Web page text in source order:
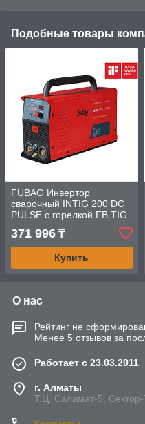
Подобные товары
FUBAG Инвертор
сварочный INTIG 200 DC
PULSE с горелкой FB TIG
371 996 ₸
Купить
О нас
Рейтинг не
Менее 5 отзывов за
Работает с 23.03.2011
г. Алматы
Т.Ц. Саламат-5,